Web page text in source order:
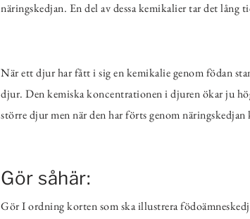
näringskedjan. En del av dessa kemikalier tar det lång
När ett djur har fått i sig en kemikalie genom födan
djur. Den kemiska koncentrationen i djuren ökar ju
större djur men när den har förts genom
Gör såhär:
Gör I ordning korten som ska illustrera